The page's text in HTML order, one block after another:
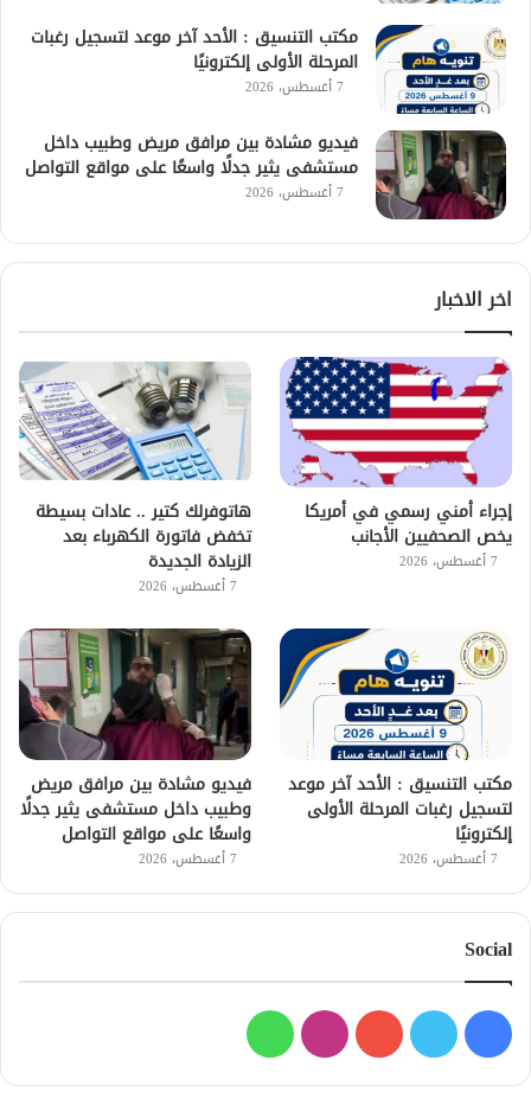
مكتب التنسيق : الأحد آخر موعد لتسجيل رغبات
المرحلة الأولى إلكترونيًا
7 أغسطس، 2026
فيديو مشادة بين مرافق مريض وطبيب داخل
مستشفى يثير جدلًا واسعًا على مواقع التواصل
7 أغسطس، 2026
اخر الاخبار
إجراء أمني رسمي في أمريكا
يخص الصحفيين الأجانب
7 أغسطس، 2026
هاتوفرلك كتير .. عادات بسيطة
تخفض فاتورة الكهرباء بعد
الزيادة الجديدة
7 أغسطس، 2026
مكتب التنسيق : الأحد آخر موعد
لتسجيل رغبات المرحلة الأولى
إلكترونيًا
7 أغسطس، 2026
فيديو مشادة بين مرافق مريض
وطبيب داخل مستشفى يثير جدلًا
واسعًا على مواقع التواصل
7 أغسطس، 2026
Social
فيسبوك
تويتر يوتيوبانستقرامواتساب